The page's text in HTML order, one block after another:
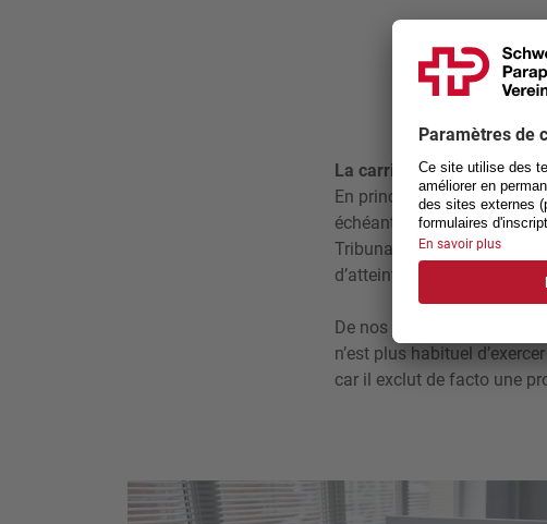
La carrière d’invalide
En principe, le revenu
échéant au
Tribunal fédéral,
d’atteinte à la santé.
De nos jours, alors que de
n’est plus habituel
car il exclut de facto une